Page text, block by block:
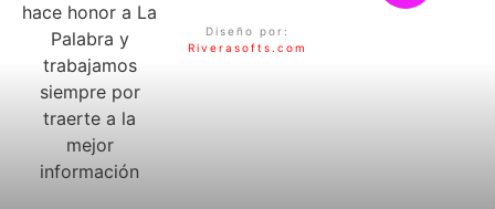
hace honor a La
Palabra y
trabajamos
siempre por
traerte a la
mejor
información
Diseño por:
Riverasofts.com